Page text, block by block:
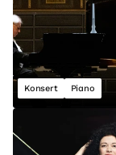
Konsert Piano